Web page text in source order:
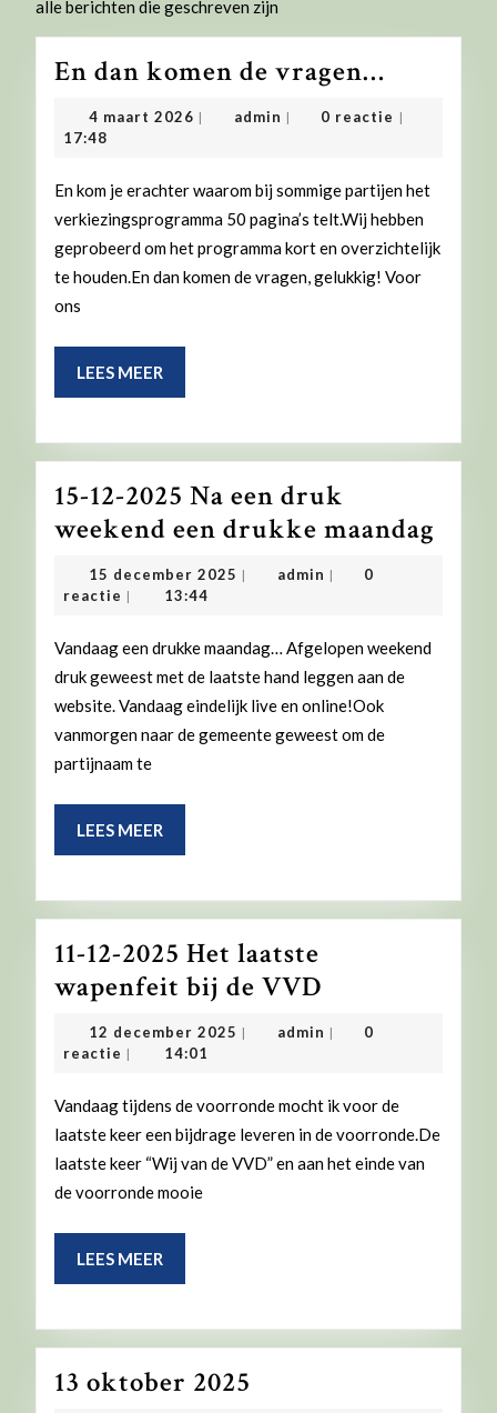
alle berichten die geschreven zijn
En dan komen de vragen…
dan
komen
vragen…
4 maart 2026 4| admin admin
| 0 reactie |
17:48
En kom je erachter waarom bij sommige partijen het
verkiezingsprogramma 50 pagina’s telt.Wij hebben
geprobeerd om het programma kort en overzichtelijk
te houden.En dan komen de vragen, gelukkig! Voor
ons
LEES MEER
MEER
15-12-2025 Na een druk
weekend een drukke maandag
15 december 2025 15
| admin admin
|
0
reactie | 13:44
Vandaag een drukke maandag… Afgelopen weekend
druk geweest met de laatste hand leggen aan de
website. Vandaag eindelijk live en online!Ook
vanmorgen naar de gemeente geweest om de
partijnaam te
LEES MEER
MEER
11-12-2025 Het laatste
wapenfeit bij de VVD
12-
2025
laatste
wapenfeit
12 december 2025 12
| admin admin
|
0
reactie | 14:01
Vandaag tijdens de voorronde mocht ik voor de
laatste keer een bijdrage leveren in de voorronde.De
laatste keer “Wij van de VVD” en aan het einde van
de voorronde mooie
LEES MEER
MEER
13 oktober 2025